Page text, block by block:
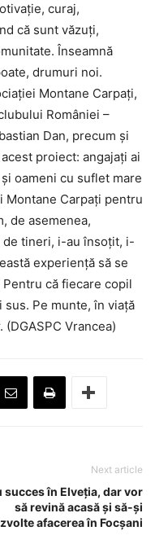
curaj,
că sunt văzuți,
Înseamnă
drumuri noi.
Montane Carpați,
României –
Dan, precum și
proiect: angajați ai
oameni cu suflet mare
Montane Carpați pentru
de asemenea,
tineri, i-au însoțit, i-
experiență să se
că fiecare copil
sus. Pe munte, în viață
Vrancea)
Next article
succes în Elveția, dar vor
să revină acasă și să-și
afacerea în Focșani